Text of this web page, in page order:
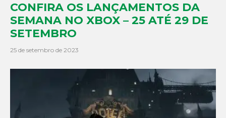
CONFIRA OS LANÇAMENTOS DA
SEMANA NO XBOX – 25 ATÉ 29 DE
SETEMBRO
25 de setembro de 2023